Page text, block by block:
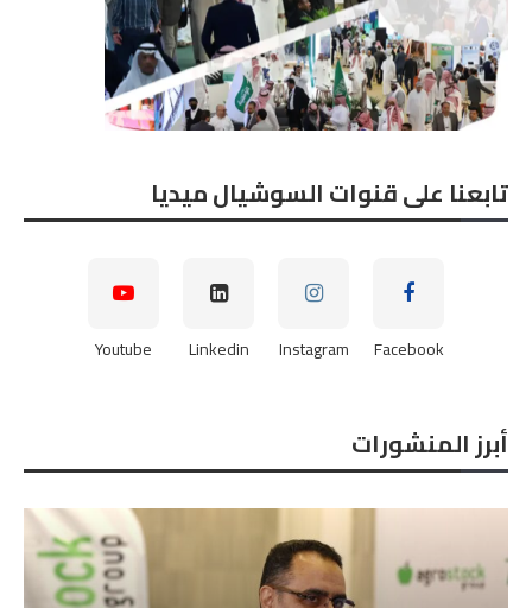
تابعنا على قنوات السوشيال ميديا
Facebook
Instagram
Linkedin
Youtube